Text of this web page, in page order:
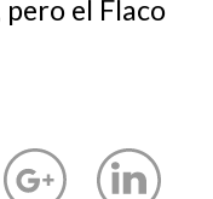
el Flaco